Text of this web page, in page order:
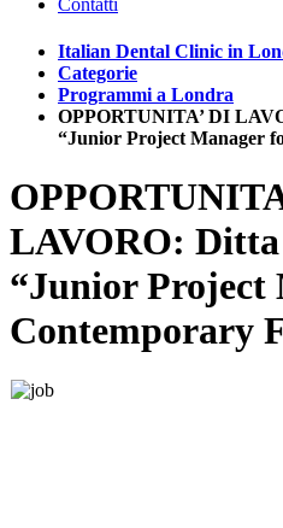
Italian Dental Clinic in
Categorie
Programmi a Londra
OPPORTUNITA’ DI
“Junior Project Manager
LAVORO:
“Junior Project
Contemporary